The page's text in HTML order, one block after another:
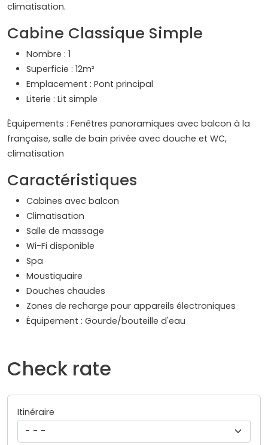
climatisation.
Cabine Classique Simple
Nombre : 1
Superficie : 12m²
Emplacement : Pont principal
Literie : Lit simple
Équipements : Fenêtres panoramiques avec balcon à la
française, salle de bain privée avec douche et WC,
climatisation
Caractéristiques
Cabines avec balcon
Climatisation
Salle de massage
Wi-Fi disponible
Spa
Moustiquaire
Douches chaudes
Zones de recharge pour appareils électroniques
Équipement : Gourde/bouteille d'eau
Check rate
Itinéraire